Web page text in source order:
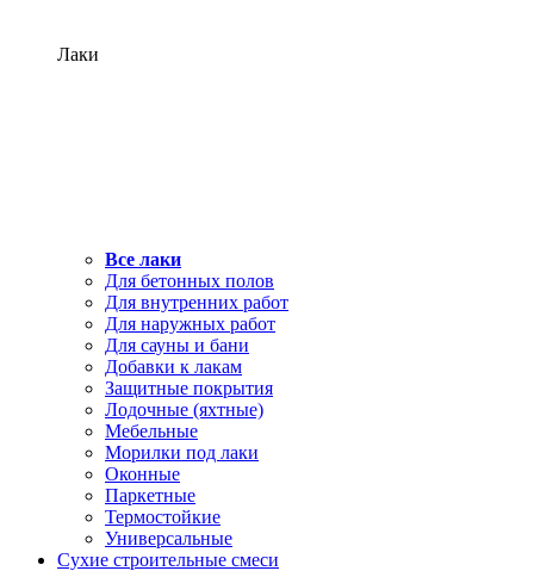
Лаки
Все лаки
Для бетонных полов
Для внутренних работ
Для наружных работ
Для сауны и бани
Добавки к лакам
Защитные покрытия
Лодочные (яхтные)
Мебельные
Морилки под лаки
Оконные
Паркетные
Термостойкие
Универсальные
Сухие строительные смеси